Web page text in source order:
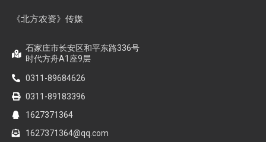
《北方农资》传媒
石家庄市长安区和平东路336号
时代方舟A1座9层
0311-89684626
0311-89183396
1627371364
1627371364@qq.com